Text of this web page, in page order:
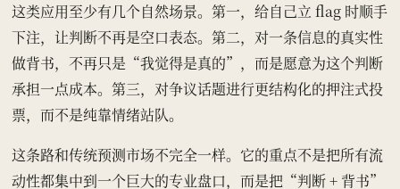
这类应用至少有几个自然场景。第一，给自己立 flag 时顺手
下注，让判断不再是空口表态。第二，对一条信息的真实性
做背书，不再只是“我觉得是真的”，而是愿意为这个判断
承担一点成本。第三，对争议话题进行更结构化的押注式投
票，而不是纯靠情绪站队。
这条路和传统预测市场不完全一样。它的重点不是把所有流
动性都集中到一个巨大的专业盘口，而是把“判断 + 背书”